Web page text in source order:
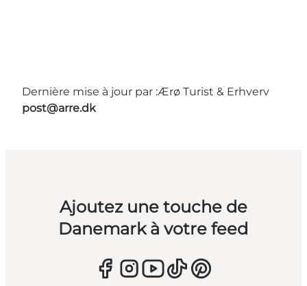
Dernière mise à jour par :Ærø Turist & Erhverv
post@arre.dk
Ajoutez une touche de
Danemark à votre feed